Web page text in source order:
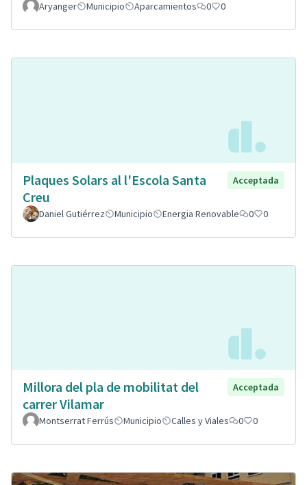
Aryanger Municipio Aparcamientos 0 0
Plaques Solars al l'Escola Santa
Creu
Acceptada
Daniel Gutiérrez Municipio Energia Renovable 0 0
Millora del pla de mobilitat del
carrer Vilamar
Acceptada
Montserrat Ferrús Municipio Calles y Viales 0 0